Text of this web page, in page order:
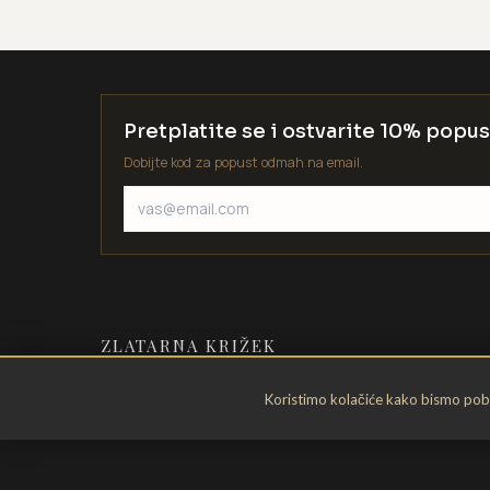
Koristimo kolačiće kako bismo
Pretplatite se i ostvarite 10%
Dobijte kod za popust odmah na email.
ZLATARNA KRIŽEK